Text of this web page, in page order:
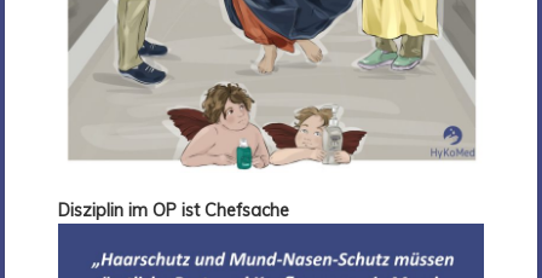
Disziplin im OP ist Chefsache